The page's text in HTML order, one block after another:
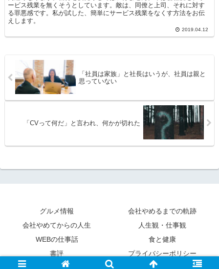
ービス残業を無くそうとしています。敵は、同僚と上司、それに対す
る罪悪感です。私が試した、簡単にサービス残業をなくす方法をお伝
えします。
2019.04.12
「社員は家族」と社長はいうが、社員は親と
思っていない
「CVって何だ」と言われ、何かが切れた
グルメ情報
会社やめるまでの軌跡
会社やめてからの人生
人生観・仕事観
WEBの仕事話
食と健康
書評
プライバシーポリシー